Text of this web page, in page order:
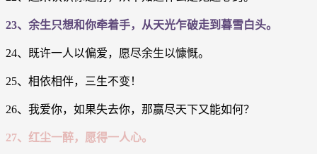
23、余生只想和你牵着手，从天光乍破走到暮雪白头。
24、既许一人以偏爱，愿尽余生以慷慨。
25、相依相伴，三生不变！
26、我爱你，如果失去你，那赢尽天下又能如何？
27、红尘一醉，愿得一人心。